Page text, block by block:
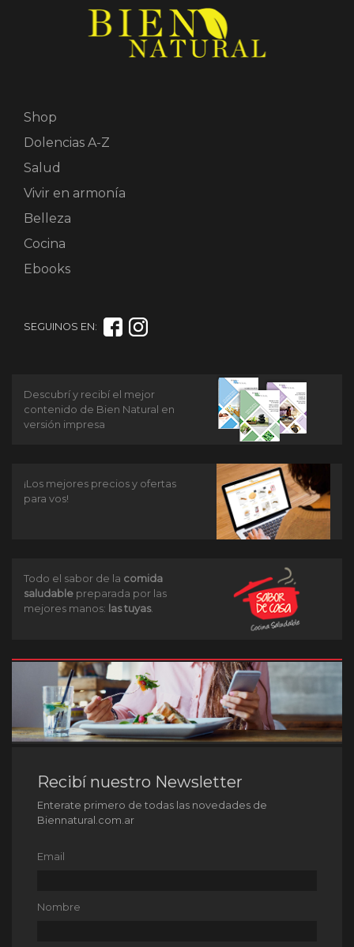
Shop
Dolencias A-Z
Salud
Vivir en armonía
Belleza
Cocina
Ebooks
SEGUINOS EN:
Descubrí y recibí el mejor
contenido de Bien Natural en
versión impresa
¡Los mejores precios y ofertas
para vos!
Todo el sabor de la comida
saludable preparada por las
mejores manos: las tuyas.
Recibí nuestro Newsletter
Enterate primero de todas las novedades de
Biennatural.com.ar
Email
Nombre